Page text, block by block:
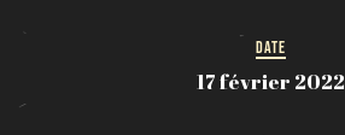
DATE
17 février 2022